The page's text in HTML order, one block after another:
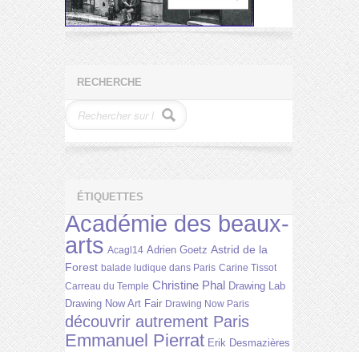
RECHERCHE
ÉTIQUETTES
Académie des beaux-
arts Acagl14 Adrien Goetz Astrid de la
Forest balade ludique dans Paris Carine Tissot
Carreau du Temple Christine Phal Drawing Lab
Drawing Now Art Fair Drawing Now Paris
découvrir autrement Paris
Emmanuel Pierrat Erik Desmazières